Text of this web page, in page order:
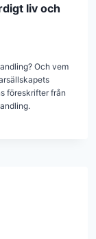
liv och
Och vem
föreskrifter från